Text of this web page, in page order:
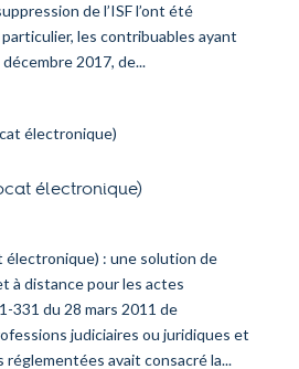
de l’ISF l’ont été
les contribuables ayant
2017, de...
électronique)
électronique) : une solution de
à distance pour les actes
331 du 28 mars 2011 de
judiciaires ou juridiques et
avait consacré la...